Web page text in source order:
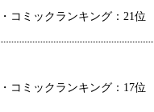
コミックランキング：21位
コミックランキング：17位